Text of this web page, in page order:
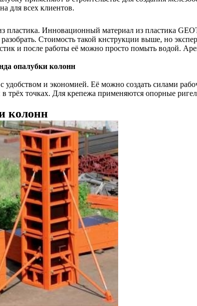
для всех клиентов.
пластика. Инновационный материал из пластика
Стоимость такой кнструкции выше, но
и после работы её можно просто помыть водой.
удобством и экономией. Её можно создать силами
трёх точках. Для крепежа применяются опорные
колонн